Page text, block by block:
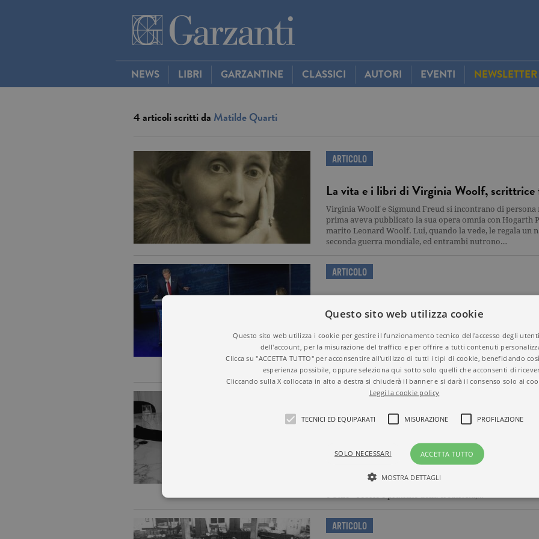
NEWS LIBRI GARZANTINE CLASSICI AUTORI EVENTI NEWSLETTER
4 articoli scritti da Matilde Quarti
ARTICOLO
La vita e i libri di Virginia Woolf, scrittrice
Virginia Woolf e Sigmund Freud si incontrano di persona
prima aveva pubblicato la sua opera omnia con Hogarth
marito Leonard Woolf. Lui, quando la vede, le regala un
seconda guerra mondiale, ed entrambi nutrono…
ARTICOLO
Cheap Land America: libri sugli Stati
Kamala Harris
Di libri sugli Stati Uniti sono pieni gli scaffali, che
sterminate pianure, i laghi degli stati del nord e le paludi
titolo ne viene in mente per assonanze o discrepanze un
portano, sono plurali,…
“La nostra attenzione è diventata pura
racconta “Il coltellino svizzero”
Dalla pubblicità al giornalismo, dall'insegnamento alla
foto di Grazia Lissi) ha il dono di un ingegno multiforme
competenza che mette generosamente a disposizione di
e Utile - Teorie e pratiche della creatività,…
ARTICOLO
Questo sito web utilizza cookie
Questo sito web utilizza i cookie per gestire il funzionamento tecnico dell'accesso degli
dell'account, per la misurazione del traffico e per offrire a tutti contenuti
Clicca su "ACCETTA TUTTO" per acconsentire all'utilizzo di tutti i tipi di cookie, beneficiando
esperienza possibile, oppure seleziona qui sotto solo quelli che acconsenti di
Cliccando sulla X collocata in alto a destra si chiuderà il banner e si darà il consenso solo ai
Leggi la cookie policy
TECNICI ED EQUIPARATI MISURAZIONE PROFILAZIONE
ACCETTA TUTTO
SOLO NECESSARI
MOSTRA DETTAGLI
Tecnici ed equiparati